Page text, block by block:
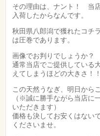
その理由は、ナント！ 当
入荷したからなんです。
秋田県八郎潟で獲れたコ
は圧巻であります。
画像でお判りでしょうか？
通常当店でご提供している
えてしまうほどの大きさ！！
この天然うなぎ、明日から
（※誠に勝手ながら当店に
いただきます）
価格も決してお安くはない
くださいませ。